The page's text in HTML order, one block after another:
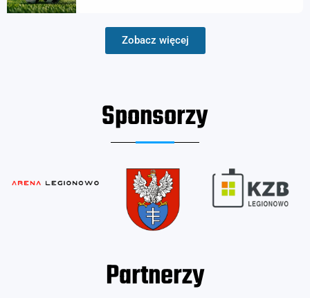
Zobacz więcej
Sponsorzy
Partnerzy